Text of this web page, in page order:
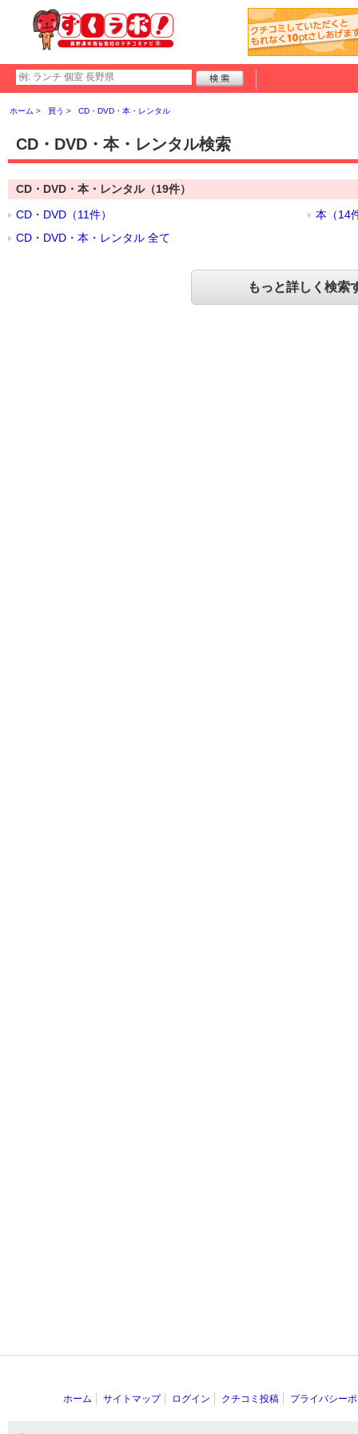
ホーム 買う CD・DVD・本・レンタル
CD・DVD・本・レンタル検索
CD・DVD・本・レンタル（19件）
CD・DVD（11件）
本（14
CD・DVD・本・レンタル 全て
もっと詳しく検索
ホーム サイトマップ ログイン クチコミ投稿 プライバシー